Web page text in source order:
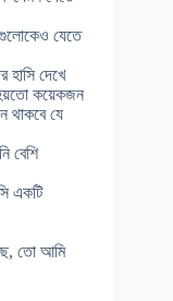
যেতে
হাসি দেখে
হয়তো কয়েকজন
থাকবে যে
বেশি
একটি
তো আমি